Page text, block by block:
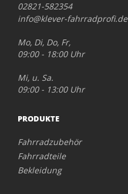
02821-582354
info@klever-fahrradprofi.de
Mo, Di, Do, Fr,
09:00 - 18:00 Uhr
Mi, u. Sa.
09:00 - 13:00 Uhr
PRODUKTE
Fahrradzubehör
Fahrradteile
Bekleidung